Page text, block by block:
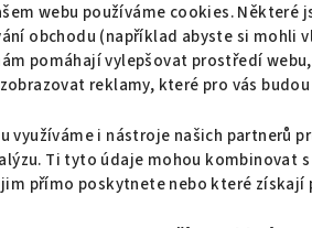
webu používáme cookies. Některé
obchodu (například abyste si mohli
pomáhají vylepšovat prostředí
zobrazovat reklamy, které pro vás
využíváme i nástroje našich partnerů
Ti tyto údaje mohou kombinovat
přímo poskytnete nebo které získají